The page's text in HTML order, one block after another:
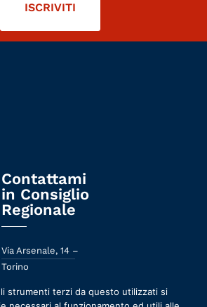
ISCRIVITI
Contattami
in Consiglio
Regionale
Via Arsenale, 14 –
Torino
011 57 57 081
strumenti terzi da questo utilizzati si